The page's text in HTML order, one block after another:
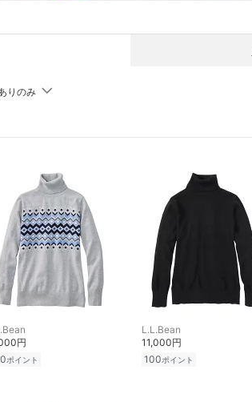
りのみ
円
ポイント
L.L.Bean
11,000円
100ポイント